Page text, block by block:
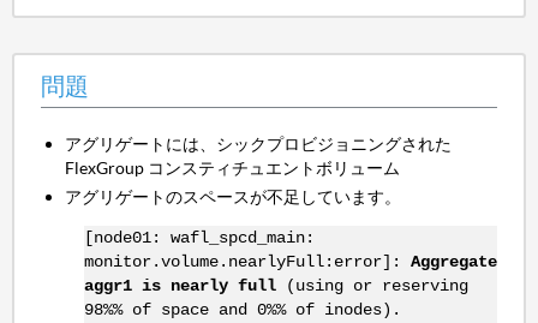
問題
アグリゲートには、シックプロビジョニングされた
FlexGroup コンスティチュエントボリューム
アグリゲートのスペースが不足しています。
[node01: wafl_spcd_main:
monitor.volume.nearlyFull:error]: Aggregate
aggr1 is nearly full
(using or reserving
98%% of space and 0%% of inodes).